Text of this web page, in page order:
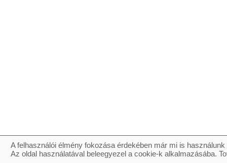
A felhasználói élmény fokozása érdekében már mi is
Az oldal használatával beleegyezel a cookie-k alkalmazásába.